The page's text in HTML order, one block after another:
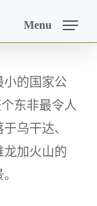
Menu
小的国家公
东非最令人
乌干达、
龙加火山的